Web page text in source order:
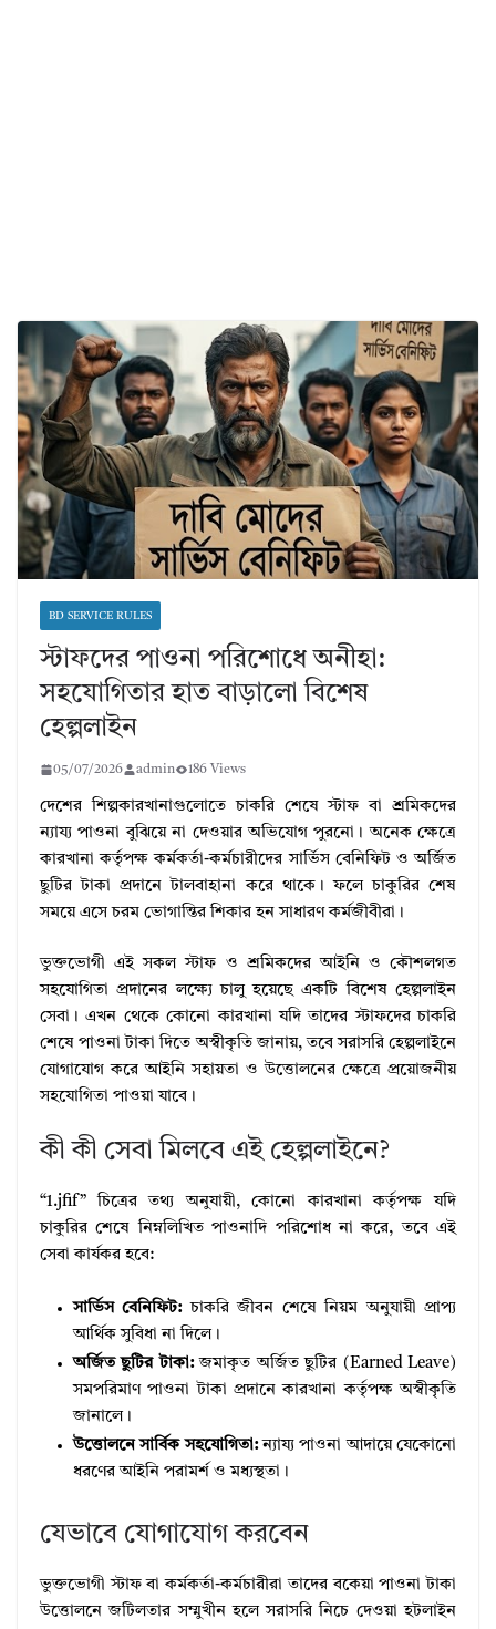
BD SERVICE RULES
স্টাফদের পাওনা পরিশোধে অনীহা:
সহযোগিতার হাত বাড়ালো বিশেষ
হেল্পলাইন
05/07/2026 admin 186 Views
দেশের শিল্পকারখানাগুলোতে চাকরি শেষে স্টাফ বা শ্রমিকদের
ন্যায্য পাওনা বুঝিয়ে না দেওয়ার অভিযোগ পুরনো। অনেক ক্ষেত্রে
কারখানা কর্তৃপক্ষ কর্মকর্তা-কর্মচারীদের সার্ভিস বেনিফিট ও অর্জিত
ছুটির টাকা প্রদানে টালবাহানা করে থাকে। ফলে চাকুরির শেষ
সময়ে এসে চরম ভোগান্তির শিকার হন সাধারণ কর্মজীবীরা।
ভুক্তভোগী এই সকল স্টাফ ও শ্রমিকদের আইনি ও কৌশলগত
সহযোগিতা প্রদানের লক্ষ্যে চালু হয়েছে একটি বিশেষ হেল্পলাইন
সেবা। এখন থেকে কোনো কারখানা যদি তাদের স্টাফদের চাকরি
শেষে পাওনা টাকা দিতে অস্বীকৃতি জানায়, তবে সরাসরি হেল্পলাইনে
যোগাযোগ করে আইনি সহায়তা ও উত্তোলনের ক্ষেত্রে প্রয়োজনীয়
সহযোগিতা পাওয়া যাবে।
কী কী সেবা মিলবে এই হেল্পলাইনে?
“1.jfif” চিত্রের তথ্য অনুযায়ী, কোনো কারখানা কর্তৃপক্ষ যদি
চাকুরির শেষে নিম্নলিখিত পাওনাদি পরিশোধ না করে, তবে এই
সেবা কার্যকর হবে:
সার্ভিস বেনিফিট:চাকরি জীবন শেষে নিয়ম অনুযায়ী প্রাপ্য
আর্থিক সুবিধা না দিলে।
অর্জিত ছুটির টাকা:জমাকৃত অর্জিত ছুটির (Earned Leave)
সমপরিমাণ পাওনা টাকা প্রদানে কারখানা কর্তৃপক্ষ অস্বীকৃতি
জানালে।
উত্তোলনে সার্বিক সহযোগিতা:ন্যায্য পাওনা আদায়ে যেকোনো
ধরণের আইনি পরামর্শ ও মধ্যস্থতা।
যেভাবে যোগাযোগ করবেন
ভুক্তভোগী স্টাফ বা কর্মকর্তা-কর্মচারীরা তাদের বকেয়া পাওনা টাকা
উত্তোলনে জটিলতার সম্মুখীন হলে সরাসরি নিচে দেওয়া হটলাইন